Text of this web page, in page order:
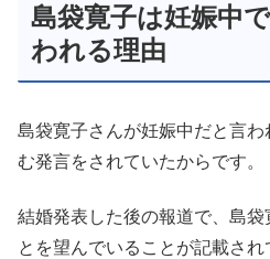
島袋寛子は妊娠中
われる理由
島袋寛子さんが妊娠中だと言
む発言をされていたからです。
結婚発表した後の報道で、島
とを望んでいることが記載され